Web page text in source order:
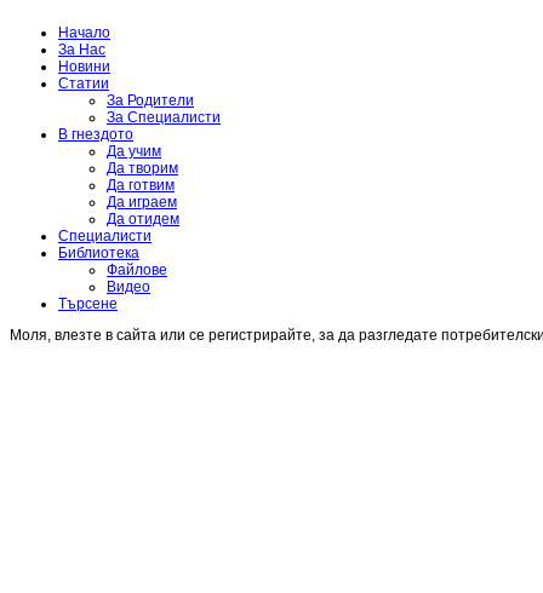
Начало
За Нас
Новини
Статии
За Родители
За Специалисти
В гнездото
Да учим
Да творим
Да готвим
Да играем
Да отидем
Специалисти
Библиотека
Файлове
Видео
Търсене
Моля, влезте в сайта или се регистрирайте, за да разгледате